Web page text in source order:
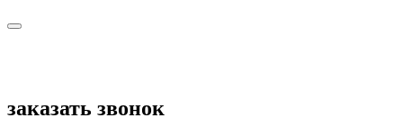
заказать звонок